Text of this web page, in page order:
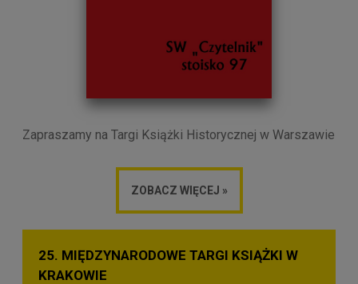
Zapraszamy na Targi Książki Historycznej w Warszawie
ZOBACZ WIĘCEJ »
25. MIĘDZYNARODOWE TARGI KSIĄŻKI W
KRAKOWIE